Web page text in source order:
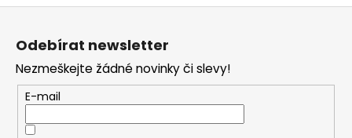
Odebírat newsletter
Nezmeškejte žádné novinky či slevy!
E-mail